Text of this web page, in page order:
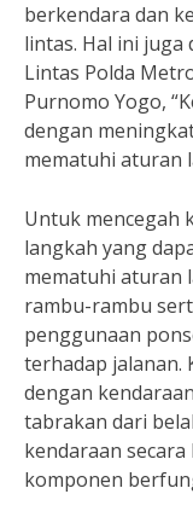
berkendara dan
lintas. Hal ini
Lintas Polda
Purnomo Yogo,
dengan
mematuhi aturan
Untuk mencegah
langkah yang
mematuhi aturan
rambu-rambu
penggunaan
terhadap jalanan.
dengan
tabrakan dari
kendaraan
komponen